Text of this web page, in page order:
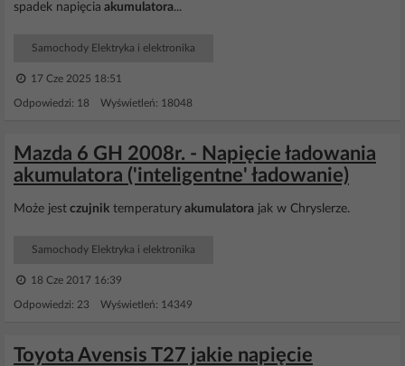
spadek napięcia akumulatora...
Samochody Elektryka i elektronika
17 Cze 2025 18:51
Odpowiedzi: 18 Wyświetleń: 18048
Mazda 6 GH 2008r. - Napięcie ładowania
akumulatora ('inteligentne' ładowanie)
Może jest czujnik temperatury akumulatora jak w Chryslerze.
Samochody Elektryka i elektronika
18 Cze 2017 16:39
Odpowiedzi: 23 Wyświetleń: 14349
Toyota Avensis T27 jakie napięcie